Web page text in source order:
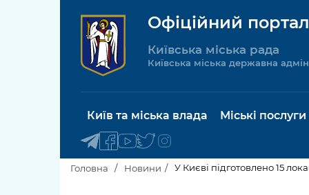
Офіційний
Київська міська рада
Київська міська державна
Київ та міська влада Міські послуги
Головна Новини У Києві підготовлено 15